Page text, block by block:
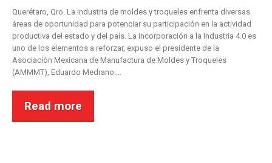
Querétaro, Qro. La industria de moldes y troqueles enfrenta diversas
áreas de oportunidad para potenciar su participación en la actividad
productiva del estado y del país. La incorporación a la Industria 4.0 es
uno de los elementos a reforzar, expuso el presidente de la
Asociación Mexicana de Manufactura de Moldes y Troqueles
(AMMMT), Eduardo Medrano.…
Read more